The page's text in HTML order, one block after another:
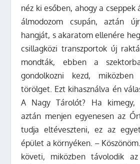
néz ki esőben, ahogy a cseppek
álmodozom csupán, aztán
hangját, s akaratom ellenére
csillagközi transzportok új
mondták, ebben a
gondolkozni kezd, miközben
törölget. Ezt kihasználva én
A Nagy Tárolót? Ha kimegy,
aztán menjen egyenesen az
tudja eltéveszteni, ez az
épület a környéken. –
követi, miközben távolodik